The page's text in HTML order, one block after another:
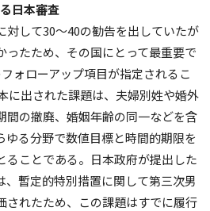
日本審査
対して30～40の勧告を出していたが
ったため、その国にとって最重要で
ォローアップ項目が指定されるこ
に出された課題は、夫婦別姓や婚外
間の撤廃、婚姻年齢の同一などを含
ゆる分野で数値目標と時間的期限を
ることである。日本政府が提出した
、暫定的特別措置に関して第三次男
されたため、この課題はすでに履行